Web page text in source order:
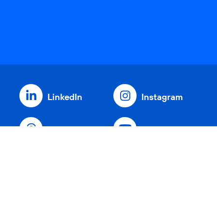
LinkedIn Instagram
Threads YouTube